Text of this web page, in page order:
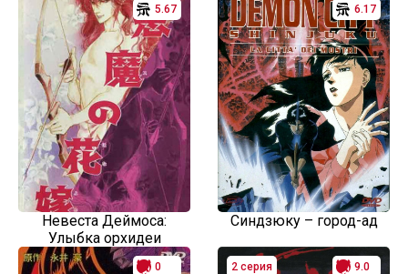
5.67
Невеста Деймоса:
Улыбка орхидеи
6.17
Синдзюку – город-ад
0
2 серия
9.0